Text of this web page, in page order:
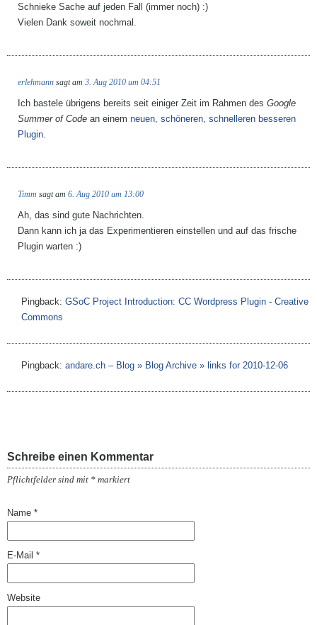
Schnieke Sache auf jeden Fall (immer noch) :)
Vielen Dank soweit nochmal.
erlehmann sagt am 3. Aug 2010 um 04:51
Ich bastele übrigens bereits seit einiger Zeit im Rahmen des Google
Summer of Code an einem neuen, schöneren, schnelleren besseren
Plugin.
Timm sagt am 6. Aug 2010 um 13:00
Ah, das sind gute Nachrichten.
Dann kann ich ja das Experimentieren einstellen und auf das frische
Plugin warten :)
Pingback: GSoC Project Introduction: CC Wordpress Plugin - Creative
Commons
Pingback: andare.ch – Blog » Blog Archive » links for 2010-12-06
Schreibe einen Kommentar
Pflichtfelder sind mit * markiert
Name *
E-Mail *
Website